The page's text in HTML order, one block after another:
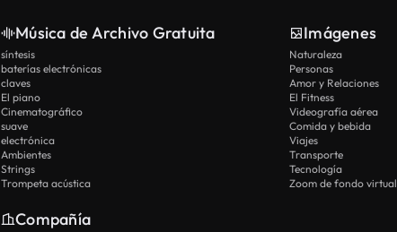
Música de Archivo Gratuita
síntesis
baterías electrónicas
claves
El piano
Cinematográfico
suave
electrónica
Ambientes
Strings
Trompeta acústica
Imágenes
Naturaleza
Personas
Amor y Relaciones
El Fitness
Videografía aérea
Comida y bebida
Viajes
Transporte
Tecnología
Zoom de fondo virtual
Compañía